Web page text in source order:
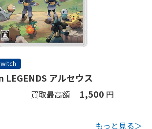
LEGENDS アルセウス
買取最高額 1,500 円
もっと見る＞